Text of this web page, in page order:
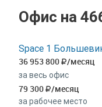
Офис на
Space 1
36 953 800 /месяц
за весь офис
79 300 /месяц
за рабочее место